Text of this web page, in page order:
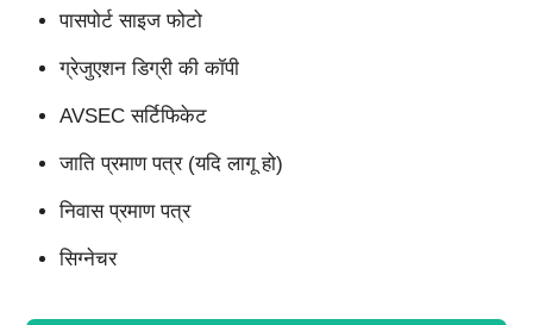
पासपोर्ट साइज फोटो
ग्रेजुएशन डिग्री की कॉपी
AVSEC सर्टिफिकेट
जाति प्रमाण पत्र (यदि लागू हो)
निवास प्रमाण पत्र
सिग्नेचर